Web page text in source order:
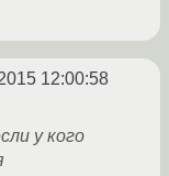
12:00:58
у кого